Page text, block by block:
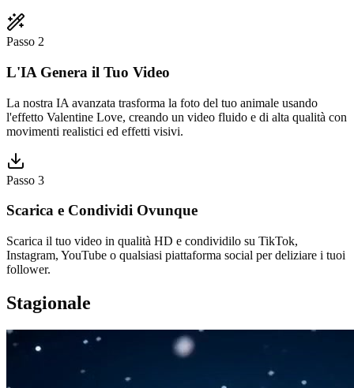
Passo 2
L'IA Genera il Tuo Video
La nostra IA avanzata trasforma la foto del tuo animale usando
l'effetto Valentine Love, creando un video fluido e di alta qualità con
movimenti realistici ed effetti visivi.
Passo 3
Scarica e Condividi Ovunque
Scarica il tuo video in qualità HD e condividilo su TikTok,
Instagram, YouTube o qualsiasi piattaforma social per deliziare i tuoi
follower.
Stagionale